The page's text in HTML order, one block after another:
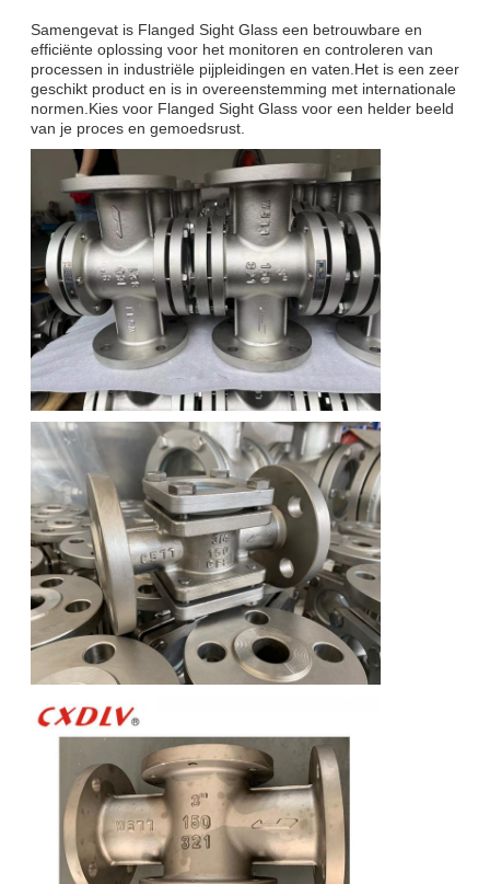
Samengevat is Flanged Sight Glass een betrouwbare en
efficiënte oplossing voor het monitoren en controleren van
processen in industriële pijpleidingen en vaten.Het is een zeer
geschikt product en is in overeenstemming met internationale
normen.Kies voor Flanged Sight Glass voor een helder beeld
van je proces en gemoedsrust.